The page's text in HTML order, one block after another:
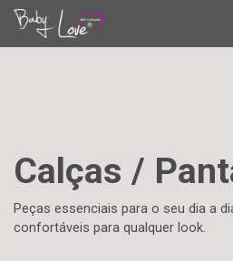
Calças /
Calças
Peças essenciais para o seu dia a
confortáveis para qualquer look.